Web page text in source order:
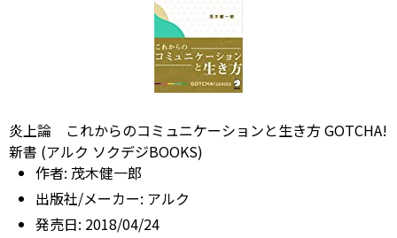
炎上論 これからのコミュニケーションと生き方 GOTCHA!
新書 (アルク ソクデジBOOKS)
作者: 茂木健一郎
出版社/メーカー: アルク
発売日: 2018/04/24